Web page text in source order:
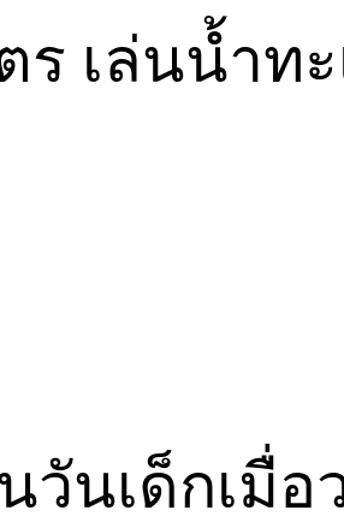
เล่นน้ำทะ
วันเด็กเมื่